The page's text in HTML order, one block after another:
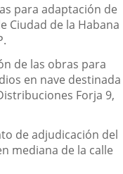
para adaptación de
Ciudad de la Habana
de las obras para
en nave destinada
Forja 9,
de adjudicación del
mediana de la calle